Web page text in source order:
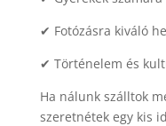
✔ Fotózásra kiváló
✔ Történelem és
Ha nálunk szálltok
szeretnétek egy kis